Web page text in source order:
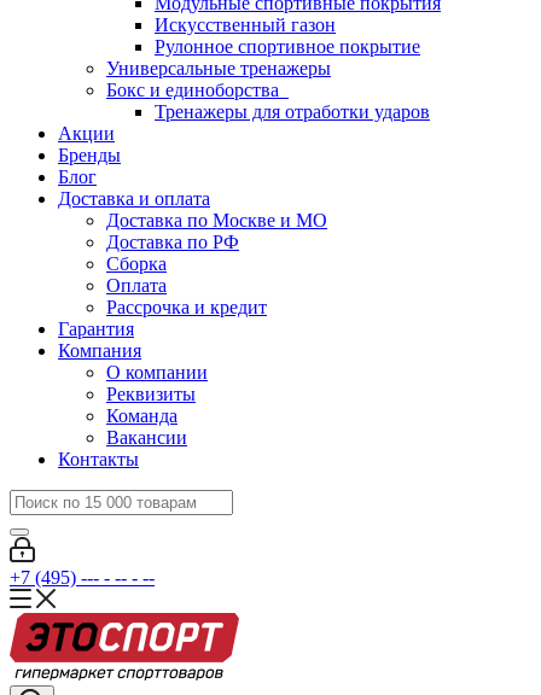
Искусственный газон
Рулонное спортивное покрытие
Универсальные тренажеры
Бокс и единоборства
Тренажеры для отработки ударов
Акции
Бренды
Блог
Доставка и оплата
Доставка по Москве и МО
Доставка по РФ
Сборка
Оплата
Рассрочка и кредит
Гарантия
Компания
О компании
Реквизиты
Команда
Вакансии
Контакты
+7 (495) --- - -- - --